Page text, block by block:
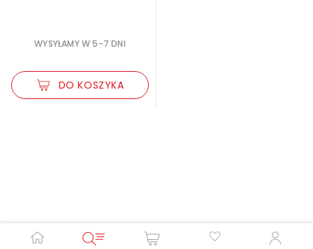
WYSYŁAMY W 5-7 DNI
DO KOSZYKA
Podkreślenie linków